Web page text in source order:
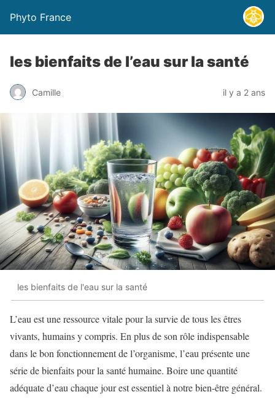
Phyto France
les bienfaits de l’eau sur la santé
Camille il y a 2 ans
les bienfaits de l'eau sur la santé
L’eau est une ressource vitale pour la survie de tous les êtres
vivants, humains y compris. En plus de son rôle indispensable
dans le bon fonctionnement de l’organisme, l’eau présente une
série de bienfaits pour la santé humaine. Boire une quantité
adéquate d’eau chaque jour est essentiel à notre bien-être général.